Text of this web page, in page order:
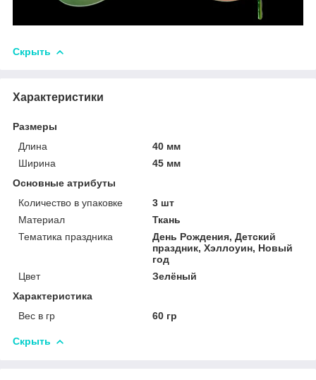
Скрыть
Характеристики
Размеры
Длина
40 мм
Ширина
45 мм
Основные атрибуты
Количество в упаковке
3 шт
Материал
Ткань
Тематика праздника
День Рождения, Детский
праздник, Хэллоуин, Новый
год
Цвет
Зелёный
Характеристика
Вес в гр
60 гр
Скрыть